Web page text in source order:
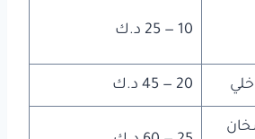
10 — 25 د.ك
20 — 45 د.ك